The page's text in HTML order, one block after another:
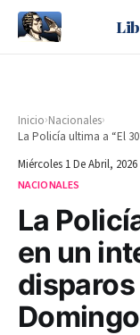
Inicio›Nacionales›
Miércoles 1 De Abril, 2026
NACIONALES
La
en un